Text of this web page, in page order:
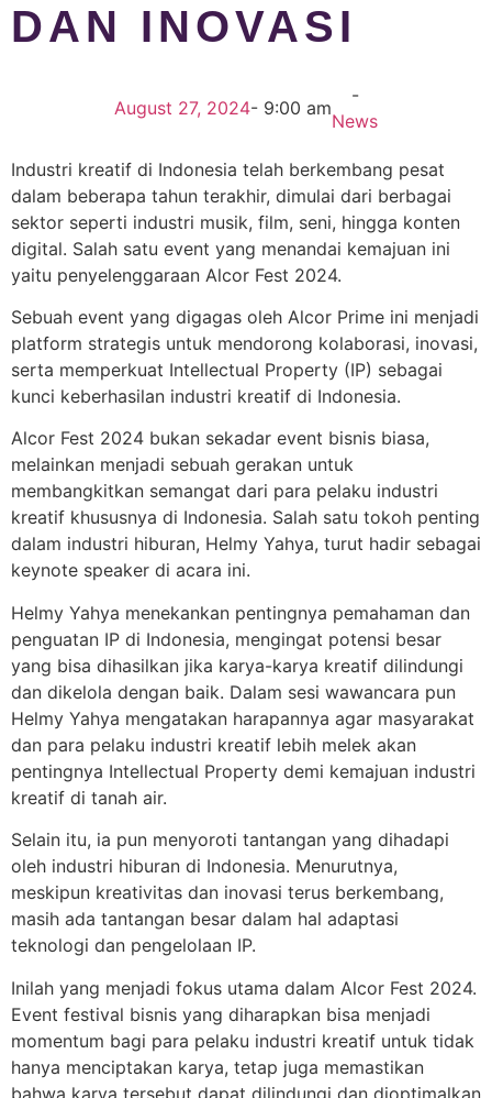
DAN INOVASI
August 27, 2024- 9:00 am
-
News
Industri kreatif di Indonesia telah berkembang pesat
dalam beberapa tahun terakhir, dimulai dari berbagai
sektor seperti industri musik, film, seni, hingga konten
digital. Salah satu event yang menandai kemajuan ini
yaitu penyelenggaraan Alcor Fest 2024.
Sebuah event yang digagas oleh Alcor Prime ini menjadi
platform strategis untuk mendorong kolaborasi, inovasi,
serta memperkuat Intellectual Property (IP) sebagai
kunci keberhasilan industri kreatif di Indonesia.
Alcor Fest 2024 bukan sekadar event bisnis biasa,
melainkan menjadi sebuah gerakan untuk
membangkitkan semangat dari para pelaku industri
kreatif khususnya di Indonesia. Salah satu tokoh penting
dalam industri hiburan, Helmy Yahya, turut hadir sebagai
keynote speaker di acara ini.
Helmy Yahya menekankan pentingnya pemahaman dan
penguatan IP di Indonesia, mengingat potensi besar
yang bisa dihasilkan jika karya-karya kreatif dilindungi
dan dikelola dengan baik. Dalam sesi wawancara pun
Helmy Yahya mengatakan harapannya agar masyarakat
dan para pelaku industri kreatif lebih melek akan
pentingnya Intellectual Property demi kemajuan industri
kreatif di tanah air.
Selain itu, ia pun menyoroti tantangan yang dihadapi
oleh industri hiburan di Indonesia. Menurutnya,
meskipun kreativitas dan inovasi terus berkembang,
masih ada tantangan besar dalam hal adaptasi
teknologi dan pengelolaan IP.
Inilah yang menjadi fokus utama dalam Alcor Fest 2024.
Event festival bisnis yang diharapkan bisa menjadi
momentum bagi para pelaku industri kreatif untuk tidak
hanya menciptakan karya, tetap juga memastikan
bahwa karya tersebut dapat dilindungi dan dioptimalkan